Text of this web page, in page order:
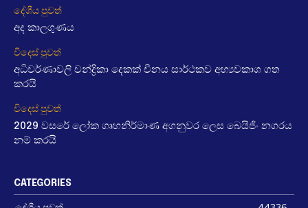
දේශීය පුවත්
අද කාලගුණය
විදෙස් පුවත්
අධිවර්ණාවලි චන්ද්‍රිකා දෙකක් චීනය සාර්ථකව අභ්‍යවකාශ ගත
කරයි
විදෙස් පුවත්
2029 වසරේ ලෝක ගෘහනිර්මාණ අගනුවර ලෙස බෙයිජිං නගරය
නම් කරයි
CATEGORIES